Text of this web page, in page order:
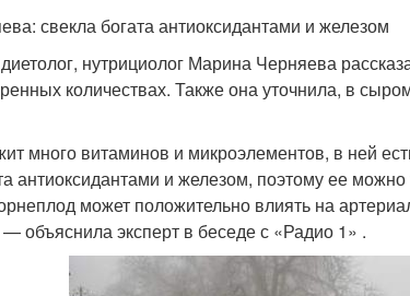
свекла богата антиоксидантами и железом
нутрициолог Марина Черняева
количествах. Также она уточнила, в
много витаминов и микроэлементов, в ней
антиоксидантами и железом, поэтому ее
может положительно влиять на
объяснила эксперт в беседе с «Радио 1» .